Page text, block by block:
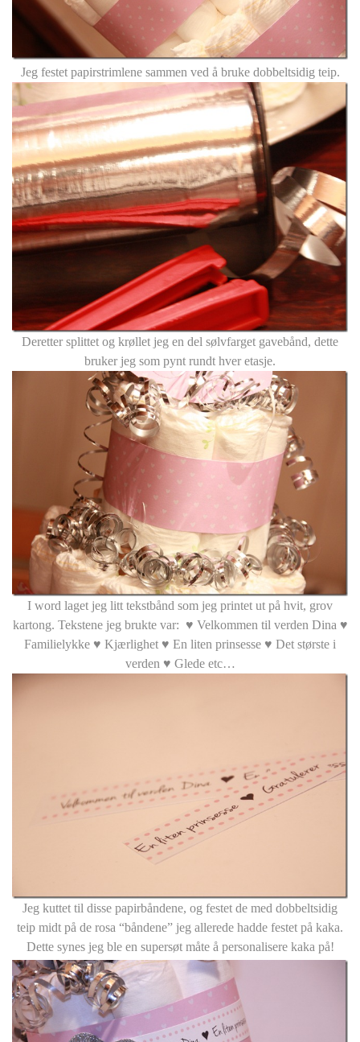
Jeg festet papirstrimlene sammen ved å bruke dobbeltsidig teip.
Deretter splittet og krøllet jeg en del sølvfarget gavebånd, dette
bruker jeg som pynt rundt hver etasje.
I word laget jeg litt tekstbånd som jeg printet ut på hvit, grov
kartong. Tekstene jeg brukte var: ♥ Velkommen til verden Dina ♥
Familielykke ♥ Kjærlighet ♥ En liten prinsesse ♥ Det største i
verden ♥ Glede etc…
Jeg kuttet til disse papirbåndene, og festet de med dobbeltsidig
teip midt på de rosa “båndene” jeg allerede hadde festet på kaka.
Dette synes jeg ble en supersøt måte å personalisere kaka på!